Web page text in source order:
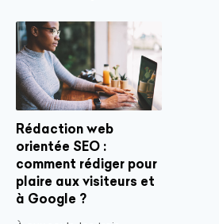
Rédaction web
orientée SEO :
comment rédiger pour
plaire aux visiteurs et
à Google ?